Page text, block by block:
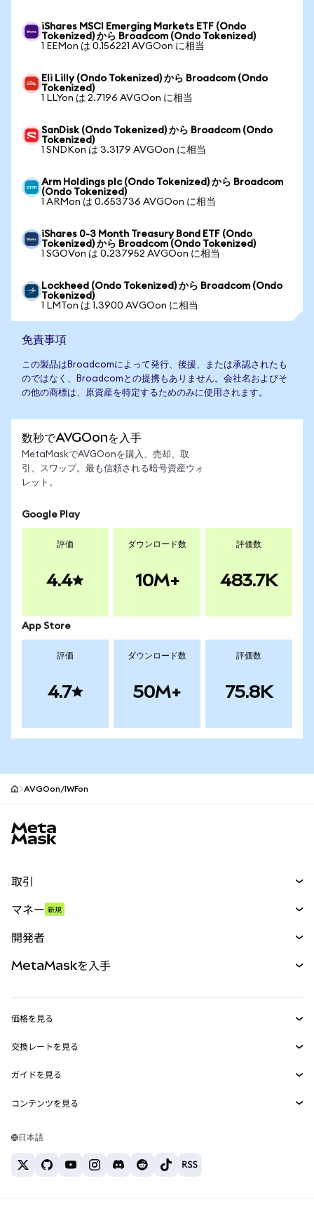
iShares MSCI Emerging Markets ETF (Ondo
Tokenized) から Broadcom (Ondo Tokenized)
1 EEMon は 0.156221 AVGOon に相当
Eli Lilly (Ondo Tokenized) から Broadcom (Ondo
Tokenized)
1 LLYon は 2.7196 AVGOon に相当
SanDisk (Ondo Tokenized) から Broadcom (Ondo
Tokenized)
1 SNDKon は 3.3179 AVGOon に相当
Arm Holdings plc (Ondo Tokenized) から Broadcom
(Ondo Tokenized)
1 ARMon は 0.653736 AVGOon に相当
iShares 0-3 Month Treasury Bond ETF (Ondo
Tokenized) から Broadcom (Ondo Tokenized)
1 SGOVon は 0.237952 AVGOon に相当
Lockheed (Ondo Tokenized) から Broadcom (Ondo
Tokenized)
1 LMTon は 1.3900 AVGOon に相当
免責事項
この製品はBroadcomによって発行、後援、または承認されたも
のではなく、Broadcomとの提携もありません。会社名およびそ
の他の商標は、原資産を特定するためのみに使用されます。
数秒でAVGOonを入手
MetaMaskでAVGOonを購入、売却、取
引、スワップ。最も信頼される暗号資産ウォ
レット。
Google Play
評価
4.4
ダウンロード数
10M+
評価数
483.7K
App Store
評価
4.7
ダウンロード数
50M+
評価数
75.8K
AVGOon/IWFon
取引
パーペチュアル
RWA
マネー 新規
開発者
MetaMask Connect
Snaps
Web3サービス
MetaMaskを入手
セキュリティ
サポート
キャリア
お問い合わせ
価格を見る
イーサリアムの価格
Solanaの価格
Tetherの価格
交換レートを見る
ETH→USD
USDT→INR
BTC→INR
ETH→USDT
ガイドを見る
ETHの購入
USDTの購入
コンテンツを見る
Solanaウォレット
日本語